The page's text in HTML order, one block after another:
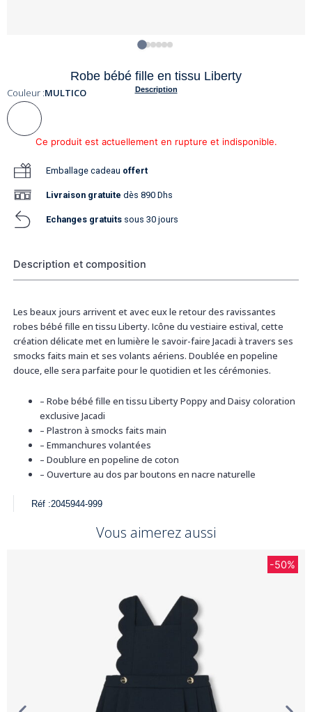
Robe bébé fille en tissu Liberty
Description
Couleur :MULTICO
Ce produit est actuellement en rupture et indisponible.
Emballage cadeau offert
Livraison gratuite dès 890 Dhs
Echanges gratuits sous 30 jours
Description et composition
Les beaux jours arrivent et avec eux le retour des ravissantes
robes bébé fille en tissu Liberty. Icône du vestiaire estival, cette
création délicate met en lumière le savoir-faire Jacadi à travers ses
smocks faits main et ses volants aériens. Doublée en popeline
douce, elle sera parfaite pour le quotidien et les cérémonies.
– Robe bébé fille en tissu Liberty Poppy and Daisy coloration
exclusive Jacadi
– Plastron à smocks faits main
– Emmanchures volantées
– Doublure en popeline de coton
– Ouverture au dos par boutons en nacre naturelle
Réf :2045944-999
Vous aimerez aussi
-50%